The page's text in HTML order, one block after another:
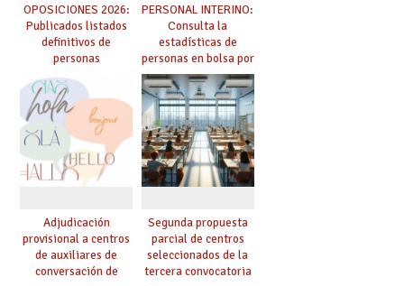
OPOSICIONES 2026:
Publicados listados
definitivos de
personas
seleccionadas. ¿Qué
hacer ahora si he
obtenido plaza?
PERSONAL INTERINO:
Consulta la
estadísticas de
personas en bolsa por
cuerpo, especialidad
y tipo de bolsa para
el curso 26/27
Adjudicación
provisional a centros
de auxiliares de
conversación de
Segunda propuesta
parcial de centros
seleccionados de la
tercera convocatoria